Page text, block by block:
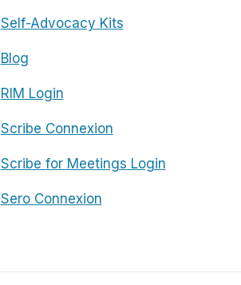
Self-Advocacy Kits
Blog
RIM Login
Scribe Connexion
Scribe for Meetings Login
Sero Connexion